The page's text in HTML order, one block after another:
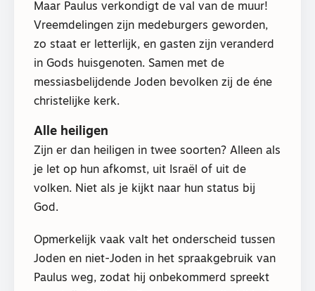
Maar Paulus verkondigt de val van de muur!
Vreemdelingen zijn medeburgers geworden,
zo staat er letterlijk, en gasten zijn veranderd
in Gods huisgenoten. Samen met de
messiasbelijdende Joden bevolken zij de éne
christelijke kerk.
Alle heiligen
Zijn er dan heiligen in twee soorten? Alleen als
je let op hun afkomst, uit Israël of uit de
volken. Niet als je kijkt naar hun status bij
God.
Opmerkelijk vaak valt het onderscheid tussen
Joden en niet-Joden in het spraakgebruik van
Paulus weg, zodat hij onbekommerd spreekt